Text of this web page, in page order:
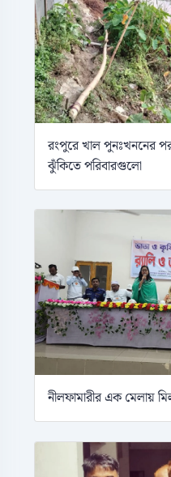
রংপুরে খাল পুনঃখননের পর
ঝুঁকিতে পরিবারগুলো
নীলফামারীর এক মেলায়